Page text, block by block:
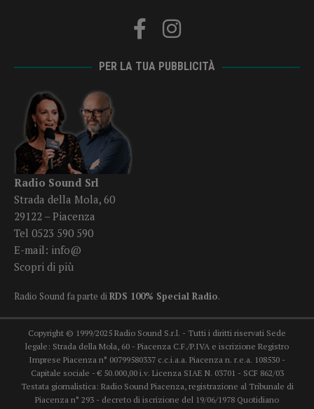
PER LA TUA PUBBLICITÀ
Radio Sound Srl
Strada della Mola, 60
29122 – Piacenza
Tel 0523 590 590
E-mail: info@
Scopri di più
Radio Sound fa parte diRDS 100% Special Radio.
Copyright © 1999/2025 Radio Sound S.r.l. - Tutti i diritti riservati Sede
legale: Strada della Mola, 60 - Piacenza C.F./P.IVA e iscrizione Registro
Imprese Piacenza n° 00799580337 c.c.i.a.a. Piacenza n. r.e.a. 108530 -
Capitale sociale - € 50.000,00 i.v. Licenza SIAE N. 03701 - SCF 862/03
Testata giornalistica: Radio Sound Piacenza, registrazione al Tribunale di
Piacenza n° 293 - decreto di iscrizione del 19/06/1978 Quotidiano